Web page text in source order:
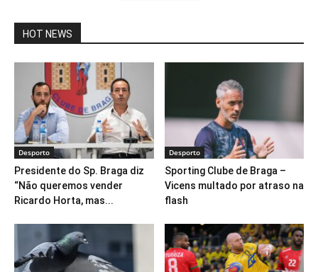
HOT NEWS
Desporto
Presidente do Sp. Braga diz
“Não queremos vender
Ricardo Horta, mas...
Desporto
Sporting Clube de Braga –
Vicens multado por atraso na
flash